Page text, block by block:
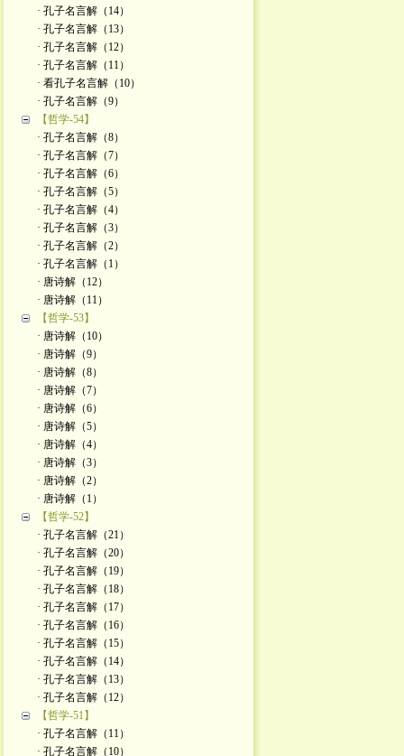
· 孔子名言解（14）
· 孔子名言解（13）
· 孔子名言解（12）
· 孔子名言解（11）
· 看孔子名言解（10）
· 孔子名言解（9）
【哲学-54】
· 孔子名言解（8）
· 孔子名言解（7）
· 孔子名言解（6）
· 孔子名言解（5）
· 孔子名言解（4）
· 孔子名言解（3）
· 孔子名言解（2）
· 孔子名言解（1）
· 唐诗解（12）
· 唐诗解（11）
【哲学-53】
· 唐诗解（10）
· 唐诗解（9）
· 唐诗解（8）
· 唐诗解（7）
· 唐诗解（6）
· 唐诗解（5）
· 唐诗解（4）
· 唐诗解（3）
· 唐诗解（2）
· 唐诗解（1）
【哲学-52】
· 孔子名言解（21）
· 孔子名言解（20）
· 孔子名言解（19）
· 孔子名言解（18）
· 孔子名言解（17）
· 孔子名言解（16）
· 孔子名言解（15）
· 孔子名言解（14）
· 孔子名言解（13）
· 孔子名言解（12）
【哲学-51】
· 孔子名言解（11）
· 孔子名言解（10）